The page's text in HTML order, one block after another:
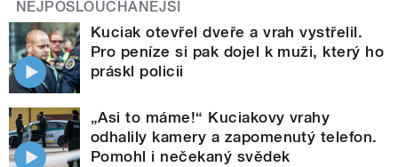
NEJPOSLOUCHANĚJŠÍ
Kuciak otevřel dveře a vrah vystřelil.
Pro peníze si pak dojel k muži, který ho
práskl policii
„Asi to máme!“ Kuciakovy vrahy
odhalily kamery a zapomenutý telefon.
Pomohl i nečekaný svědek